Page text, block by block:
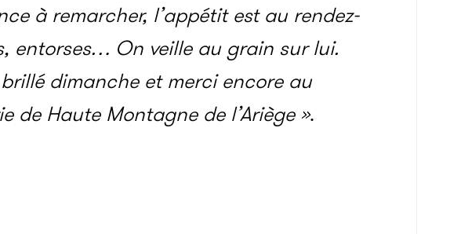
à remarcher, l’appétit est au rendez-
entorses… On veille au grain sur lui.
dimanche et merci encore au
de Haute Montagne de l’Ariège ».